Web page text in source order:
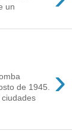
un
›
de 1945.